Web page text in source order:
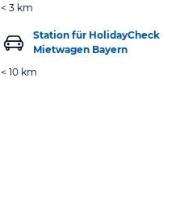
< 3 km
Station für HolidayCheck
Mietwagen Bayern
< 10 km